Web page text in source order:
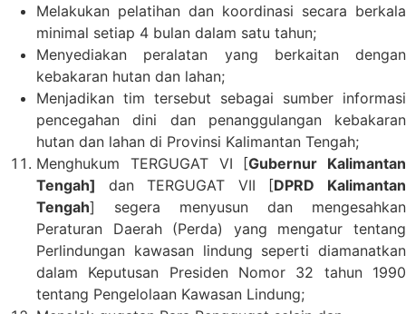
Melakukan pelatihan dan koordinasi secara berkala
minimal setiap 4 bulan dalam satu tahun;
Menyediakan peralatan yang berkaitan dengan
kebakaran hutan dan lahan;
Menjadikan tim tersebut sebagai sumber informasi
pencegahan dini dan penanggulangan kebakaran
hutan dan lahan di Provinsi Kalimantan Tengah;
Menghukum TERGUGAT VI [Gubernur Kalimantan
Tengah] dan TERGUGAT VII [DPRD Kalimantan
Tengah] segera menyusun dan mengesahkan
Peraturan Daerah (Perda) yang mengatur tentang
Perlindungan kawasan lindung seperti diamanatkan
dalam Keputusan Presiden Nomor 32 tahun 1990
tentang Pengelolaan Kawasan Lindung;